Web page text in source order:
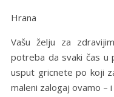
Hrana
Vašu želju za
potreba da svaki čas u
usput gricnete po koji
maleni zalogaj ovamo –